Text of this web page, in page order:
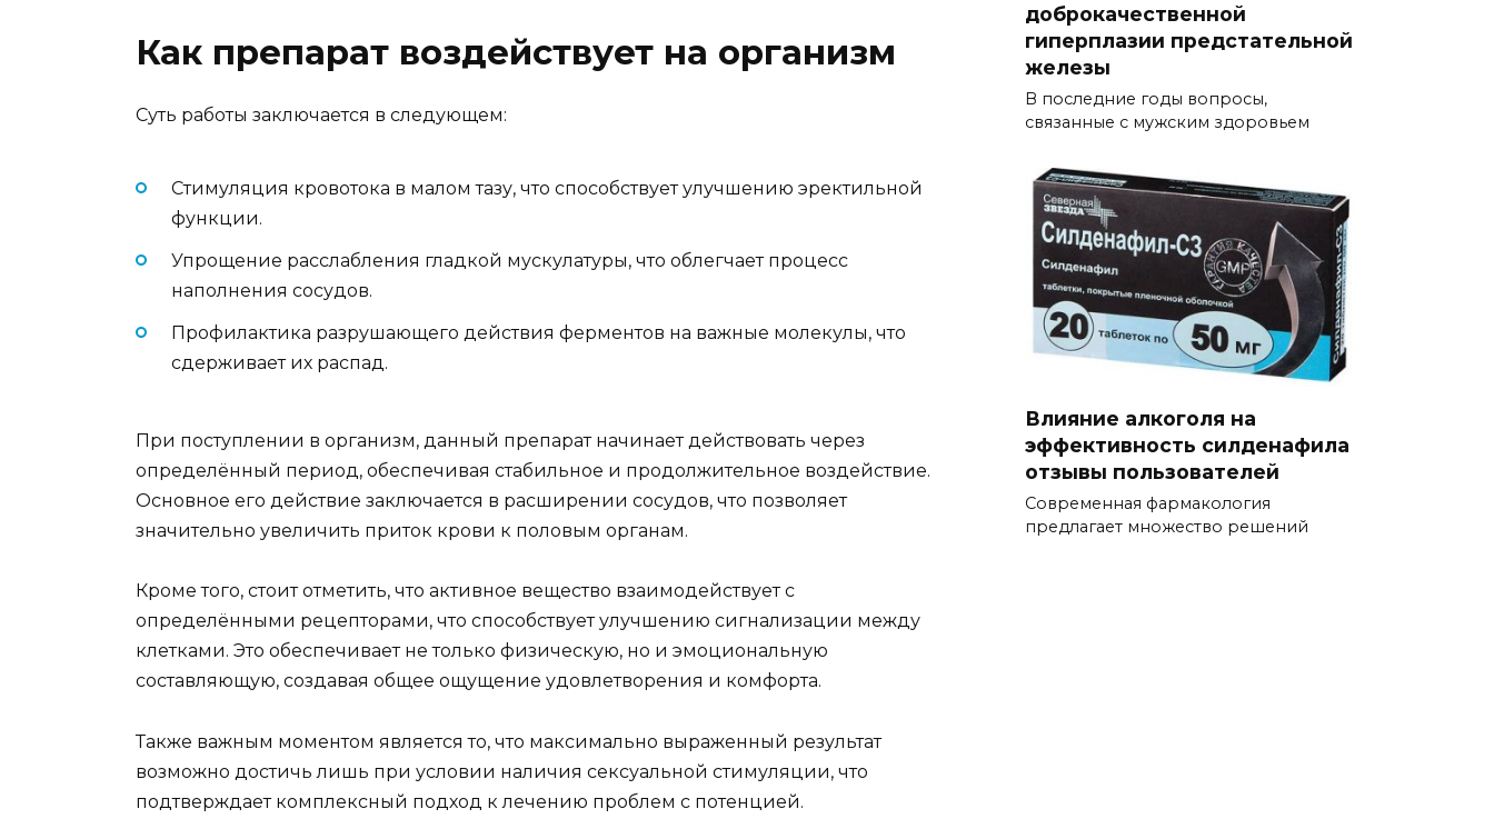
Как препарат воздействует на организм
Суть работы заключается в следующем:
Стимуляция кровотока в малом тазу, что способствует улучшению эректильной
функции.
Упрощение расслабления гладкой мускулатуры, что облегчает процесс
наполнения сосудов.
Профилактика разрушающего действия ферментов на важные молекулы, что
сдерживает их распад.
При поступлении в организм, данный препарат начинает действовать через
определённый период, обеспечивая стабильное и продолжительное воздействие.
Основное его действие заключается в расширении сосудов, что позволяет
значительно увеличить приток крови к половым органам.
Кроме того, стоит отметить, что активное вещество взаимодействует с
определёнными рецепторами, что способствует улучшению сигнализации между
клетками. Это обеспечивает не только физическую, но и эмоциональную
составляющую, создавая общее ощущение удовлетворения и комфорта.
Также важным моментом является то, что максимально выраженный результат
возможно достичь лишь при условии наличия сексуальной стимуляции, что
подтверждает комплексный подход к лечению проблем с потенцией.
доброкачественной
гиперплазии предстательной
железы
В последние годы вопросы,
связанные с мужским здоровьем
Влияние алкоголя на
эффективность силденафила
отзывы пользователей
Современная фармакология
предлагает множество решений